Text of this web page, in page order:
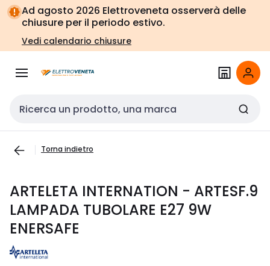
Vai alla
navigazione
Vai
alla
pagina
Ad agosto 2026 Elettroveneta osserverà delle
chiusure per il periodo estivo.
Vedi calendario chiusure
Cerca input
Torna indietro
ARTELETA INTERNATION - ARTESF.9
LAMPADA TUBOLARE E27 9W
ENERSAFE